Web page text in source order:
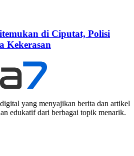
di Ciputat, Polisi
Kekerasan
yang menyajikan berita dan artikel
edukatif dari berbagai topik menarik.